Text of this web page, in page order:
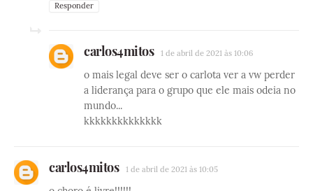
Responder
carlos4mitos 1 de abril de 2021 às 10:06
o mais legal deve ser o carlota ver a vw perder
a liderança para o grupo que ele mais odeia no
mundo...
kkkkkkkkkkkkkk
carlos4mitos 1 de abril de 2021 às 10:05